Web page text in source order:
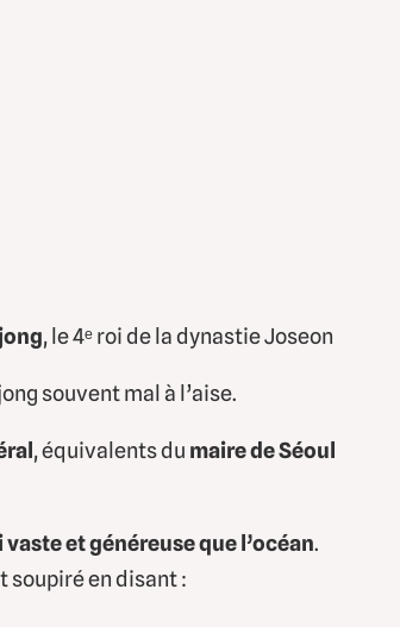
, le 4ᵉ roi de la dynastie Joseon
souvent mal à l’aise.
, équivalents du maire de Séoul
et généreuse que l’océan.
soupiré en disant :